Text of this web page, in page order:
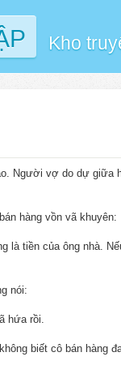
Kho
Người vợ do dự giữa
hàng vồn vã khuyên:
là tiền của ông nhà.
nói:
hứa rồi.
biết cô bán hàng